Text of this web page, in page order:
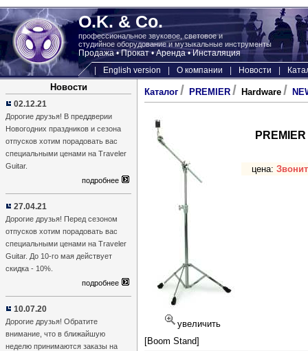
O.K. & Co.
профессиональное звуковое, световое и
студийное оборудование и музыкальные инструменты
Продажа • Прокат • Аренда • Инсталяция
English version О компании Новости
Новости
02.12.21
Дорогие друзья! В преддверии
Новогодних праздников и сезона
отпусков хотим порадовать вас
специальными ценами на Traveler
Guitar.
подробнее
27.04.21
Дорогие друзья! Перед сезоном
отпусков хотим порадовать вас
специальными ценами на Traveler
Guitar. До 10-го мая действует
скидка - 10%.
подробнее
10.07.20
Дорогие друзья! Обратите
внимание, что в ближайшую
неделю принимаются заказы на
Каталог / PREMIER / Hardware /
увеличить
PREMIER
цена:
[Boom Stand]